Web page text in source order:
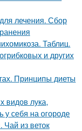
лечения. Сбор
Таблиц.
и других
Принципы диеты
видов лука,
себя на огороде
Чай из веток